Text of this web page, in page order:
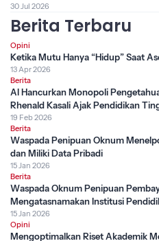
30 Jul 2026
Berita Terbaru
Opini
Ketika Mutu Hanya “Hidup” Saat
13 Apr 2026
Berita
AI Hancurkan Monopoli
Rhenald Kasali Ajak Pendidikan
19 Feb 2026
Berita
Waspada Penipuan Oknum
dan Miliki Data Pribadi
15 Jan 2026
Berita
Waspada Oknum Penipuan
Mengatasnamakan Institusi
15 Jan 2026
Opini
Mengoptimalkan Riset Akademik